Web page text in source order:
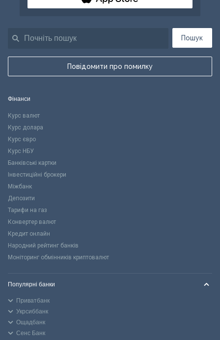
Пошук
Повідомити про помилку
Фінанси
Курс валют
Курс долара
Курс євро
Курс НБУ
Банківські картки
Інвестиційні брокери
Міжбанк
Депозити
Тарифи на газ
Конвертер валют
Кредит онлайн
Народний рейтинг банків
Моніторинг обмінників криптовалют
Популярні банки
Приватбанк
Укрсиббанк
Ощадбанк
Сенс Банк